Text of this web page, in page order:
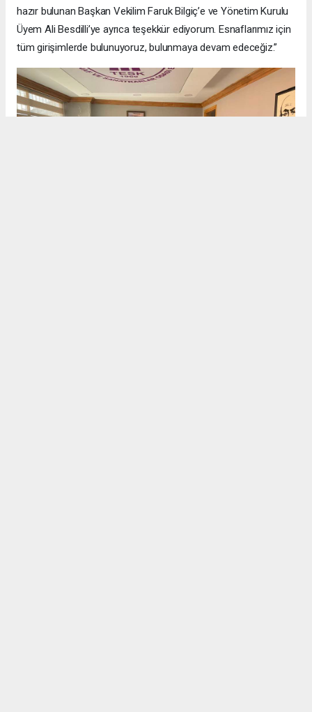
hazır bulunan Başkan Vekilim Faruk Bilgiç’e ve Yönetim Kurulu
Üyem Ali Besdilli’ye ayrıca teşekkür ediyorum. Esnaflarımız için
tüm girişimlerde bulunuyoruz, bulunmaya devam edeceğiz.”